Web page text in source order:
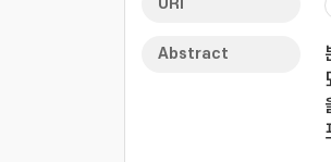
URI
Abstract